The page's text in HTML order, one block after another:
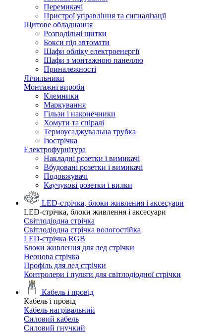
Перемикачі
Пристрої управління та сигналізації
Щитове обладнання
Розподільчі щитки
Бокси під автомати
Шафи обліку електроенергії
Шафи з монтажною панеллю
Приналежності
Лічильники
Монтажні вироби
Клемники
Маркування
Гільзи і наконечники
Хомути та спіралі
Термоусаджувальна трубка
Ізострічка
Електрофурнітура
Накладні розетки і вимикачі
Вбудовані розетки і вимикачі
Подовжувачі
Каучукові розетки і вилки
LED-стрічка, блоки живлення і аксесуари
LED-стрічка, блоки живлення і аксесуари
Світлодіодна стрічка
Світлодіодна стрічка вологостійка
LED-стрічка RGB
Блоки живлення для лед стрічки
Неонова стрічка
Профіль для лед стрічки
Контролери і пульти для світлодіодної стрічки
Кабель і провід
Кабель і провід
Кабель нагрівальний
Силовий кабель
Силовий гнучкий